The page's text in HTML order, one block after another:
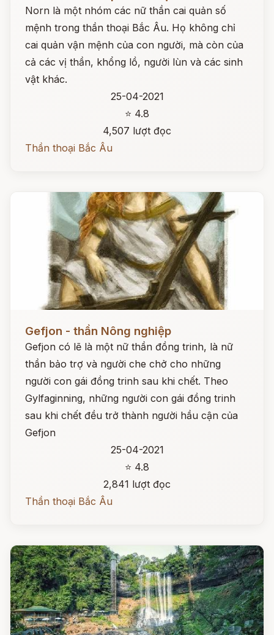
Norn là một nhóm các nữ thần cai quản số
mệnh trong thần thoại Bắc Âu. Họ không chỉ
cai quản vận mệnh của con người, mà còn của
cả các vị thần, khổng lồ, người lùn và các sinh
vật khác.
25-04-2021
⭐ 4.8
4,507 lượt đọc
Thần thoại Bắc Âu
Gefjon - thần Nông nghiệp
Gefjon có lẽ là một nữ thần đồng trinh, là nữ
thần bảo trợ và người che chở cho những
người con gái đồng trinh sau khi chết. Theo
Gylfaginning, những người con gái đồng trinh
sau khi chết đều trở thành người hầu cận của
Gefjon
25-04-2021
⭐ 4.8
2,841 lượt đọc
Thần thoại Bắc Âu